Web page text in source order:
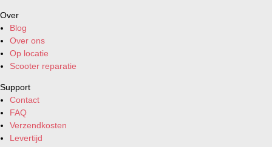
Over
Blog
Over ons
Op locatie
Scooter reparatie
Support
Contact
FAQ
Verzendkosten
Levertijd